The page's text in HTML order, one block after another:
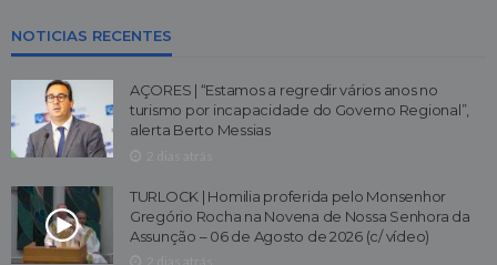
NOTICIAS RECENTES
AÇORES | “Estamos a regredir vários anos no
turismo por incapacidade do Governo Regional”,
alerta Berto Messias
TURLOCK | Homilia proferida pelo Monsenhor
Gregório Rocha na Novena de Nossa Senhora da
Assunção – 06 de Agosto de 2026 (c/ vídeo)